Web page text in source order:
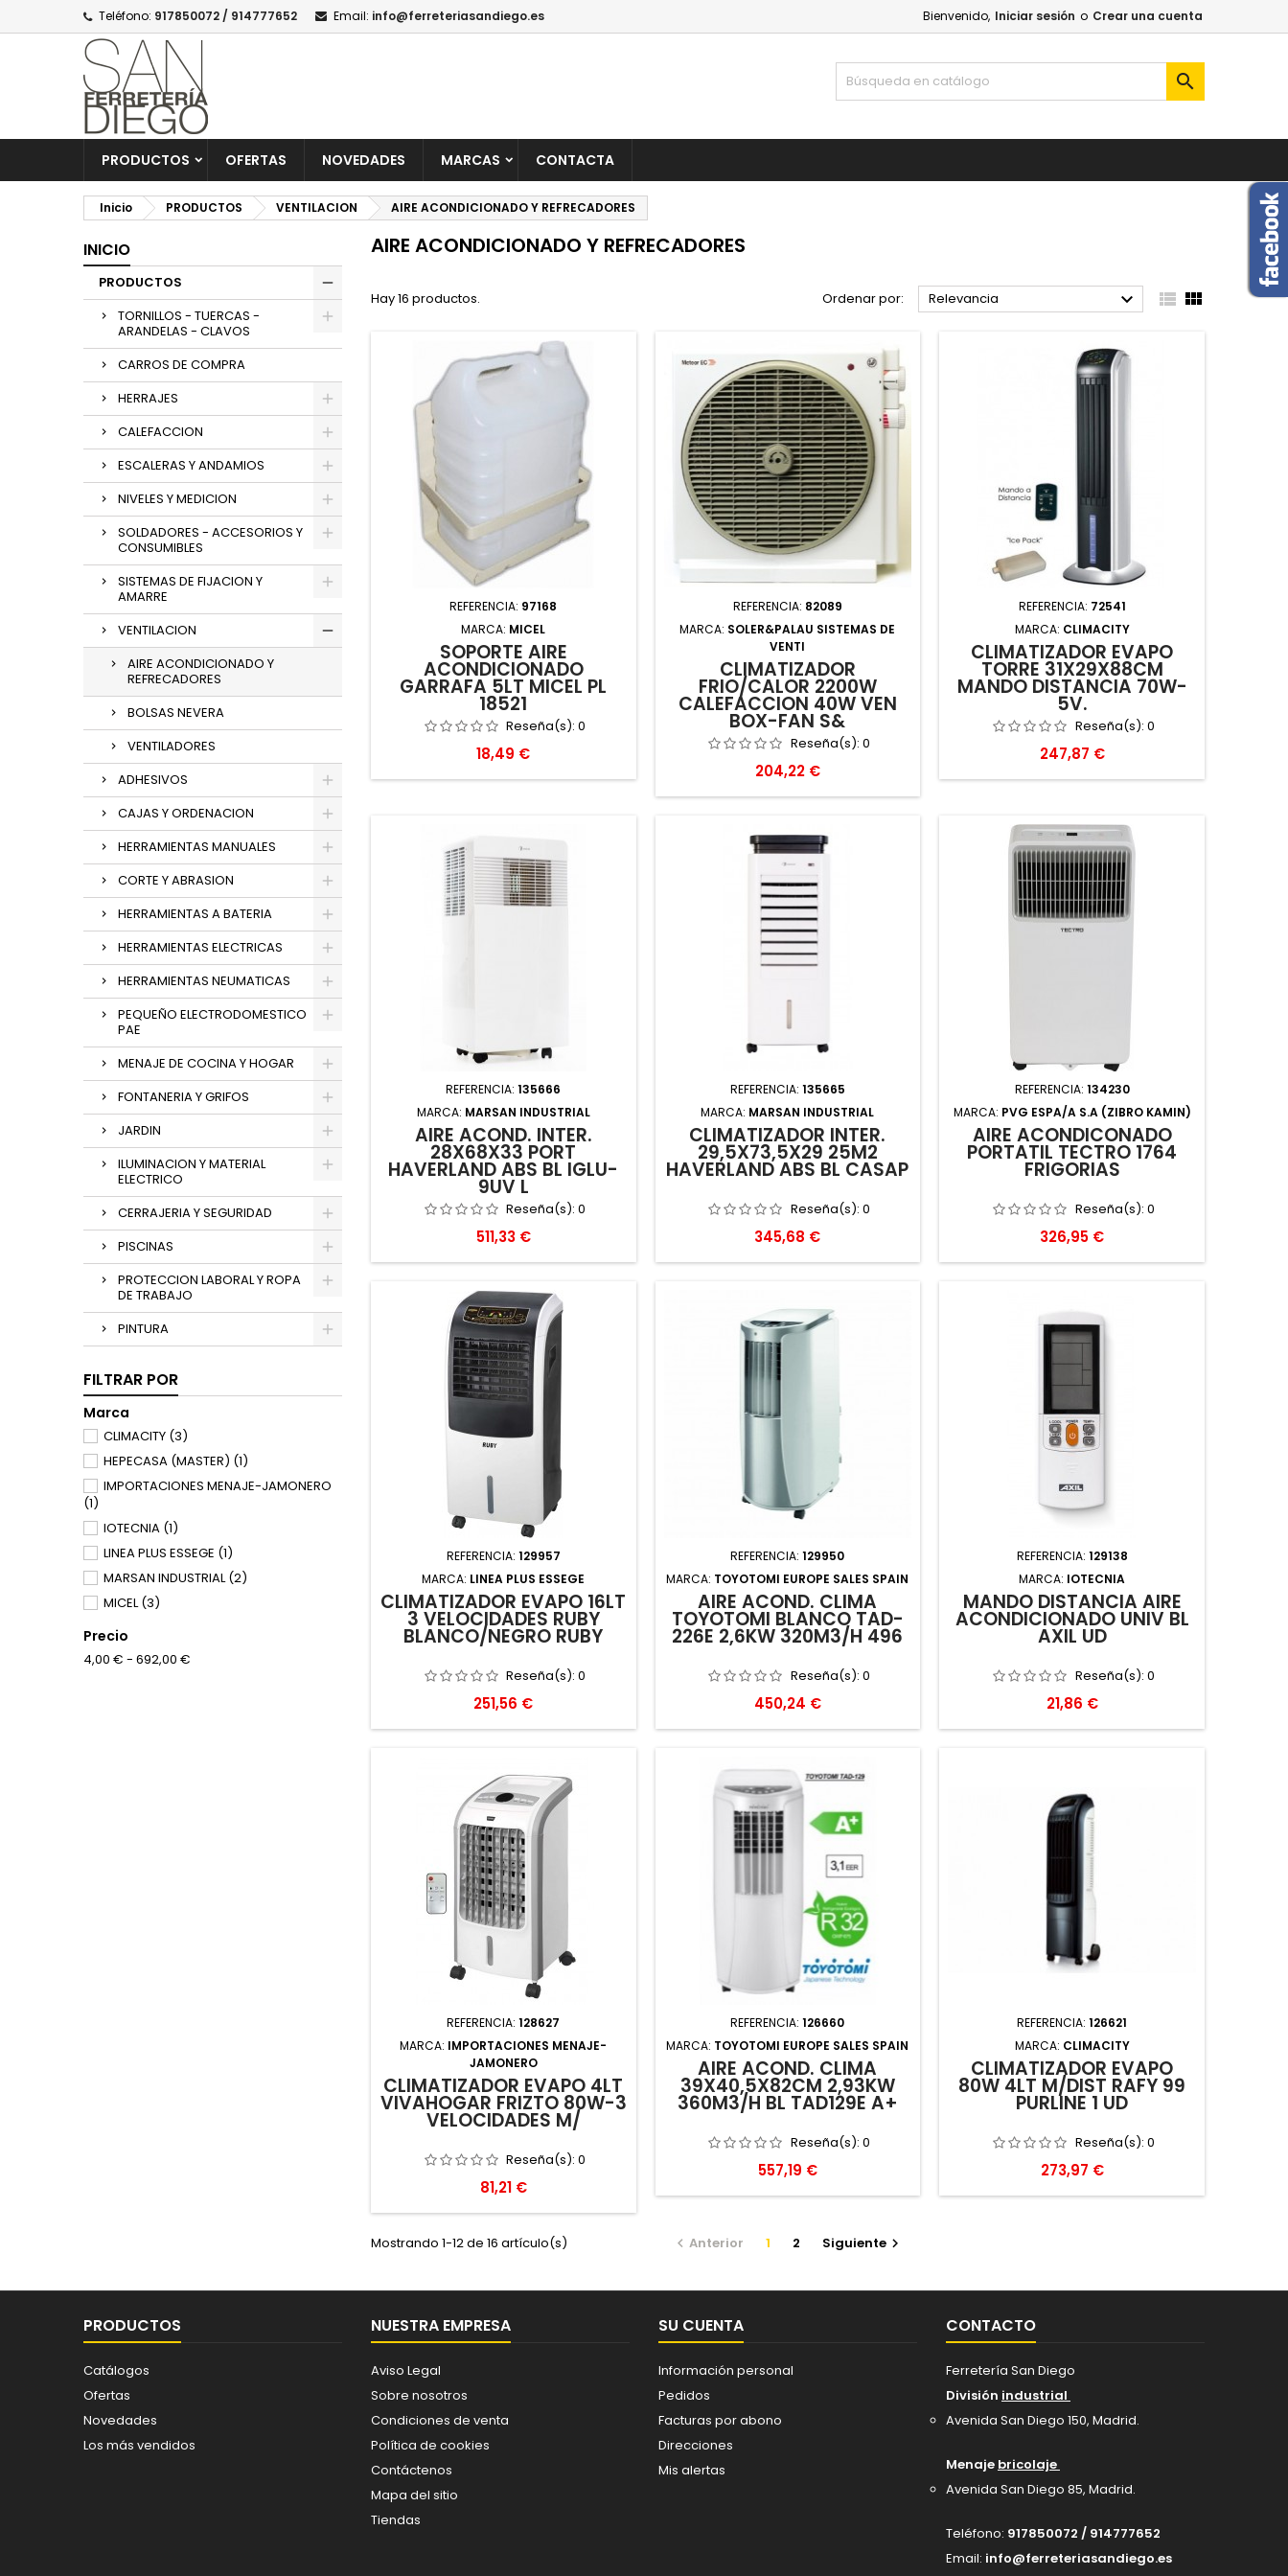
Teléfono: 917850072 / 914777652 Email: info@ferreteriasandiego.es Bienvenido, Iniciar sesión o Crear una cuenta

PRODUCTOS OFERTAS NOVEDADES MARCAS CONTACTA
Inicio PRODUCTOS VENTILACION AIRE ACONDICIONADO Y REFRECADORES
INICIO
PRODUCTOS
TORNILLOS - TUERCAS -
ARANDELAS - CLAVOS
CARROS DE COMPRA
HERRAJES
CALEFACCION
ESCALERAS Y ANDAMIOS
NIVELES Y MEDICION
SOLDADORES - ACCESORIOS Y
CONSUMIBLES
SISTEMAS DE FIJACION Y
AMARRE
VENTILACION
AIRE ACONDICIONADO Y
REFRECADORES
BOLSAS NEVERA
VENTILADORES
ADHESIVOS
CAJAS Y ORDENACION
HERRAMIENTAS MANUALES
CORTE Y ABRASION
HERRAMIENTAS A BATERIA
HERRAMIENTAS ELECTRICAS
HERRAMIENTAS NEUMATICAS
PEQUEÑO ELECTRODOMESTICO
PAE
MENAJE DE COCINA Y HOGAR
FONTANERIA Y GRIFOS
JARDIN
ILUMINACION Y MATERIAL
ELECTRICO
CERRAJERIA Y SEGURIDAD
PISCINAS
PROTECCION LABORAL Y ROPA
DE TRABAJO
PINTURA
FILTRAR POR
Marca
CLIMACITY (3)
HEPECASA (MASTER) (1)
IMPORTACIONES MENAJE-JAMONERO
(1)
IOTECNIA (1)
LINEA PLUS ESSEGE (1)
MARSAN INDUSTRIAL(2)
MICEL(3)
PVG ESPA/A S.A (ZIBRO KAMIN)
SOLER&PALAU SISTEMAS DE VENTI
Precio
4,00 € - 692,00 €
AIRE ACONDICIONADO Y REFRECADORES
Hay 16 productos. Ordenar por: Relevancia   
REFERENCIA: 97168
MARCA: MICEL
SOPORTE AIRE
ACONDICIONADO
GARRAFA 5LT MICEL PL
18521
Reseña(s):0
Precio
18,49 €
REFERENCIA: 82089
MARCA: SOLER&PALAU SISTEMAS DE
VENTI
CLIMATIZADOR
FRIO/CALOR 2200W
CALEFACCION 40W VEN
BOX-FAN S&
Reseña(s): 0
Precio
204,22 €
REFERENCIA: 72541
MARCA: CLIMACITY
CLIMATIZADOR EVAPO
TORRE 31X29X88CM
MANDO DISTANCIA 70W-
5V.
Reseña(s): 0
Precio
247,87 €
REFERENCIA:135666
MARCA: MARSAN INDUSTRIAL
AIRE ACOND. INTER.
28X68X33 PORT
HAVERLAND ABS BL IGLU-
9UV L
Reseña(s):0
Precio
511,33 €
REFERENCIA: 135665
MARCA: MARSAN INDUSTRIAL
CLIMATIZADOR INTER.
29,5X73,5X29 25M2
HAVERLAND ABS BL CASAP
Reseña(s): 0
Precio
345,68 €
REFERENCIA: 134230
MARCA: PVG ESPA/A S.A (ZIBRO KAMIN)
AIRE ACONDICONADO
PORTATIL TECTRO 1764
FRIGORIAS
Reseña(s): 0
Precio
326,95 €
REFERENCIA: 129957
MARCA: LINEA PLUS ESSEGE
CLIMATIZADOR EVAPO 16LT
3 VELOCIDADES RUBY
BLANCO/NEGRO RUBY
Reseña(s):0
Precio
251,56 €
REFERENCIA:129950
MARCA: TOYOTOMI EUROPE SALES SPAIN
AIRE ACOND. CLIMA
TOYOTOMI BLANCO TAD-
226E 2,6KW 320M3/H 496
Reseña(s): 0
Precio
450,24 €
REFERENCIA: 129138
MARCA: IOTECNIA
MANDO DISTANCIA AIRE
ACONDICIONADO UNIV BL
AXIL UD
Reseña(s): 0
Precio
21,86 €
REFERENCIA:128627
MARCA: IMPORTACIONES MENAJE-
JAMONERO
CLIMATIZADOR EVAPO 4LT
VIVAHOGAR FRIZTO 80W-3
VELOCIDADES M/
Reseña(s):0
Precio
81,21 €
REFERENCIA:126660
MARCA: TOYOTOMI EUROPE SALES SPAIN
AIRE ACOND. CLIMA
39X40,5X82CM 2,93KW
360M3/H BL TAD129E A+
Reseña(s): 0
Precio
557,19 €
REFERENCIA:126621
MARCA: CLIMACITY
CLIMATIZADOR EVAPO
80W 4LT M/DIST RAFY 99
PURLINE 1 UD
Reseña(s): 0
Precio
273,97 €
Mostrando 1-12 de 16 artículo(s)  Anterior 1 2 Siguiente 
PRODUCTOS
Catálogos
Ofertas
Novedades
Los más vendidos
NUESTRA EMPRESA
Aviso Legal
Sobre nosotros
Condiciones de venta
Política de cookies
Contáctenos
Mapa del sitio
Tiendas
SU CUENTA
Información personal
Pedidos
Facturas por abono
Direcciones
Mis alertas
CONTACTO
Ferretería San Diego
División industrial
Avenida San Diego 150, Madrid.
Menaje bricolaje
Avenida San Diego 85, Madrid.
Teléfono: 917850072 / 914777652
Email: info@ferreteriasandiego.es